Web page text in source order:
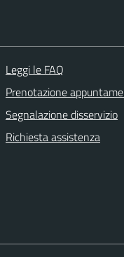
Leggi le FAQ
Prenotazione
Segnalazione disservizio
Richiesta assistenza